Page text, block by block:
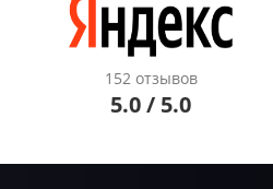
152 отзывов
5.0 / 5.0